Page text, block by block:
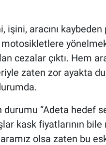
işini, aracını
cezalar çıktı. Hem
zaten zor ayakta
durumu “Adeta hedef
kask fiyatlarının
olsa zaten bu